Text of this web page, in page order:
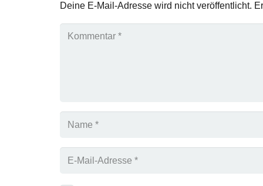
Deine E-Mail-Adresse wird nicht veröffentlicht.